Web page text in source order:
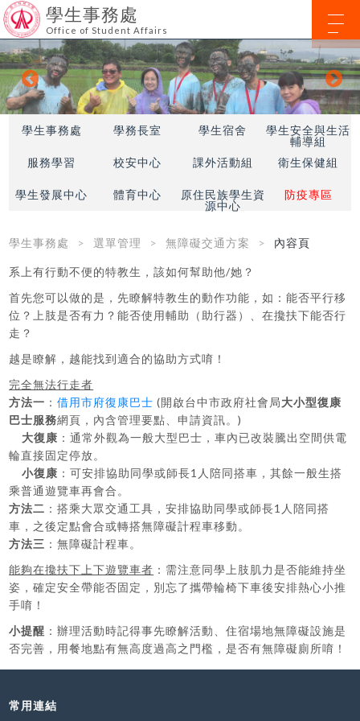
學生事務處
Office of Student Affairs
學生事務處 學務長室 學生宿舍
學生安全與生活
輔導組
服務學習
校安中心 課外活動組 衛生保健組
學生發展中心 體育中心
原住民族學生資
源中心
防疫專區
學生事務處 選單管理 無障礙交通方案 內容頁
系上有行動不便的特教生，該如何幫助他/她？
首先您可以做的是，先瞭解特教生的動作功能，如：能否平行移
位？上肢是否有力？能否使用輔助（助行器）、在攙扶下能否行
走？
越是瞭解，越能找到適合的協助方式唷！
完全無法行走者
方法一 ：借用市府復康巴士 (開啟台中市政府社會局大小型復康
巴士服務網頁，內含管理要點、申請資訊。)
大復康 ：通常外觀為一般大型巴士，車內已改裝騰出空間供電
輪直接固定停放。
小復康 ：可安排協助同學或師長1人陪同搭車，其餘一般生搭
乘普通遊覽車再會合。
方法二 ：搭乘大眾交通工具，安排協助同學或師長1人陪同搭
車，之後定點會合或轉搭無障礙計程車移動。
方法三 ：無障礙計程車。
能夠在攙扶下上下遊覽車者 ：需注意同學上肢肌力是否能維持坐
姿，確定安全帶能否固定，別忘了攜帶輪椅下車後安排熱心小推
手唷！
小提醒 ：辦理活動時記得事先瞭解活動、住宿場地無障礙設施是
否完善，用餐地點有無高度過高之門檻，是否有無障礙廁所唷！
常用連結